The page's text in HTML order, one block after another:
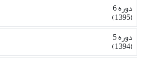
دوره 6
(1395)
دوره 5
(1394)